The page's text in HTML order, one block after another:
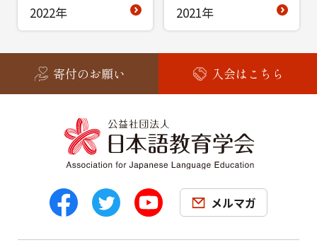
2022年 2021年
寄付のお願い 入会はこちら
メルマガ